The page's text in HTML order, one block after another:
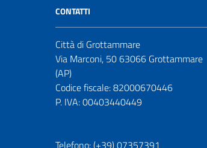
CONTATTI
Città di Grottammare
Via Marconi, 50 63066 Grottammare
(AP)
Codice fiscale: 82000670446
P. IVA: 00403440449
Telefono: (+39) 07357391